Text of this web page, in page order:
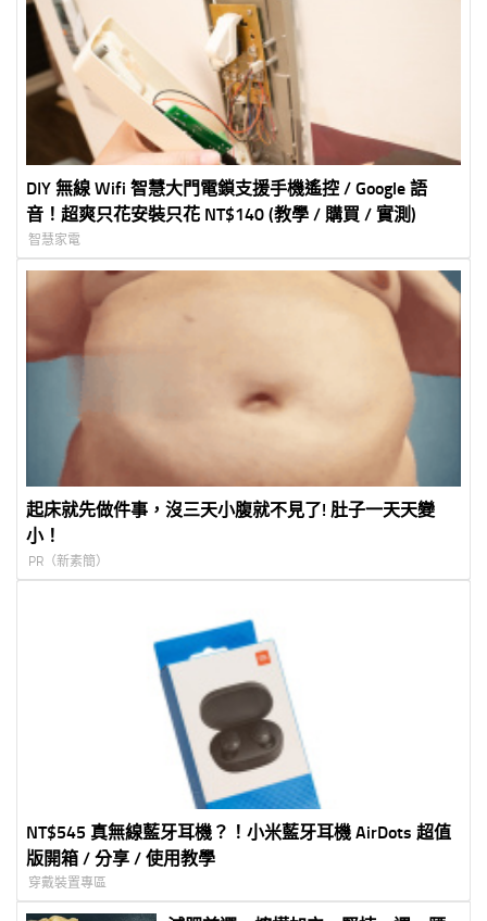
DIY 無線 Wifi 智慧大門電鎖支援手機遙控 / Google 語
音！超爽只花安裝只花 NT$140 (教學 / 購買 / 實測)
智慧家電
起床就先做件事，沒三天小腹就不見了! 肚子一天天變
小！
PR（新素簡）
NT$545 真無線藍牙耳機？！小米藍牙耳機 AirDots 超值
版開箱 / 分享 / 使用教學
穿戴裝置專區